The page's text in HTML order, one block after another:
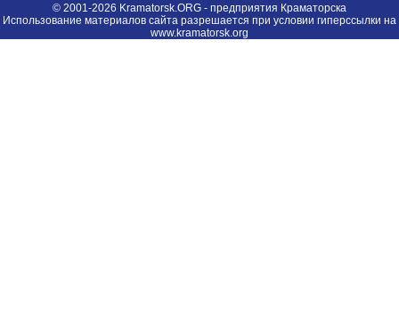
© 2001-2026 Kramatorsk.ORG - предприятия Краматорска
Использование материалов сайта разрешается при условии гиперссылки на
www.kramatorsk.org